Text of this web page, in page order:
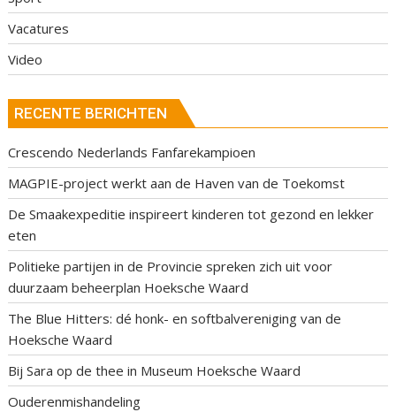
Vacatures
Video
RECENTE BERICHTEN
Crescendo Nederlands Fanfarekampioen
MAGPIE-project werkt aan de Haven van de Toekomst
De Smaakexpeditie inspireert kinderen tot gezond en lekker
eten
Politieke partijen in de Provincie spreken zich uit voor
duurzaam beheerplan Hoeksche Waard
The Blue Hitters: dé honk- en softbalvereniging van de
Hoeksche Waard
Bij Sara op de thee in Museum Hoeksche Waard
Ouderenmishandeling